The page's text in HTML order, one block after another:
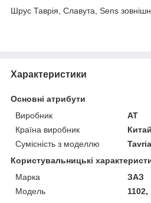
Шрус Таврія, Славута, Sens
Характеристики
Основні атрибути
Виробник
AT
Країна виробник
Китай
Сумісність з моделлю
Користувальницькі
Марка
ЗАЗ
Мoдель
1102,